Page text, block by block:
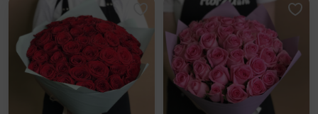
Добавить в избранное